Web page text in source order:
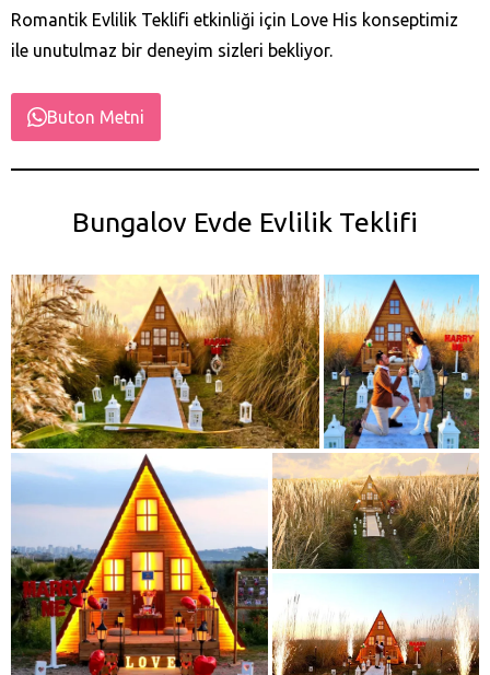
Romantik Evlilik Teklifi etkinliği için Love His konseptimiz
ile unutulmaz bir deneyim sizleri bekliyor.
Buton Metni
Bungalov Evde Evlilik Teklifi